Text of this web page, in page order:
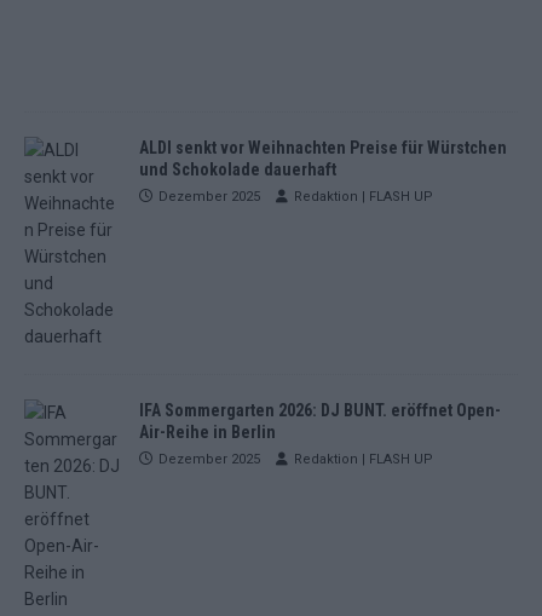
ALDI senkt vor Weihnachten Preise für Würstchen
und Schokolade dauerhaft
Dezember 2025 Redaktion | FLASH UP
IFA Sommergarten 2026: DJ BUNT. eröffnet Open-
Air-Reihe in Berlin
Dezember 2025 Redaktion | FLASH UP